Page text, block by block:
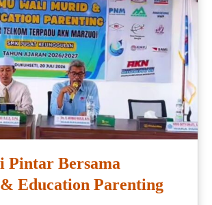
Pintar Bersama
Education Parenting